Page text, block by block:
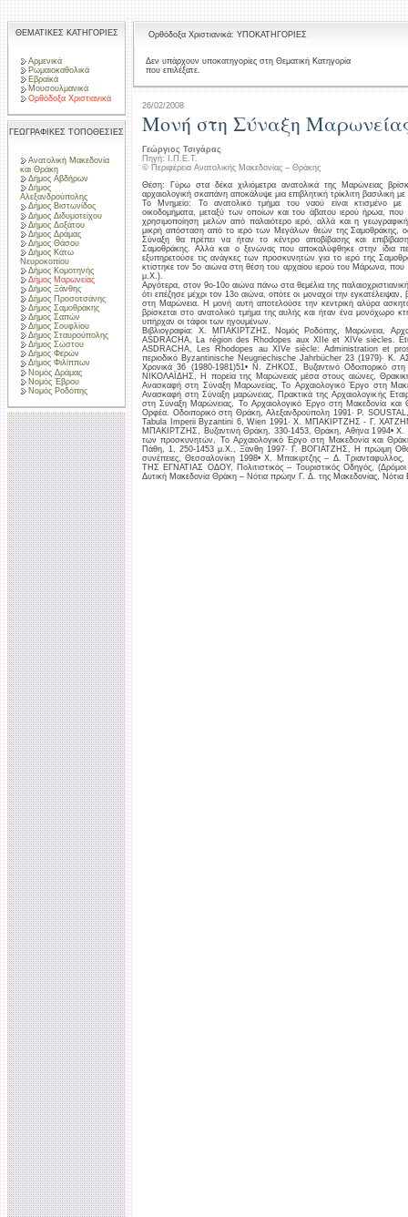
ΘΕΜΑΤΙΚΕΣ ΚΑΤΗΓΟΡΙΕΣ
Αρμενικά
Ρωμαιοκαθολικά
Εβραϊκά
Μουσουλμανικά
Ορθόδοξα Χριστιανικά
ΓΕΩΓΡΑΦΙΚΕΣ ΤΟΠΟΘΕΣΙΕΣ
Ανατολική Μακεδονία
και Θράκη
Δήμος Αβδήρων
Δήμος
Αλεξανδρούπολης
Δήμος Βιστωνίδος
Δήμος Διδυμοτείχου
Δήμος Δοξάτου
Δήμος Δράμας
Δήμος Θάσου
Δήμος Κάτω
Νευροκοπίου
Δήμος Κομοτηνής
Δήμος Μαρωνείας
Δήμος Ξάνθης
Δήμος Προσοτσάνης
Δήμος Σαμοθράκης
Δήμος Σαπών
Δήμος Σουφλίου
Δήμος Σταυρούπολης
Δήμος Σώστου
Δήμος Φερών
Δήμος Φιλίππων
Νομός Δράμας
Νομός Έβρου
Νομός Ροδόπης
Ορθόδοξα Χριστιανικά: ΥΠΟΚΑΤΗΓΟΡΙΕΣ
Δεν υπάρχουν υποκατηγορίες στη Θεματική Κατηγορία
που επιλέξατε.
26/02/2008
Μονή στη Σύναξη
Γεώργιος Τσιγάρας
Πηγή: Ι.Π.Ε.Τ.
© Περιφέρεια Ανατολικής Μακεδονίας – Θράκης
Θέση: Γύρω στα δέκα χιλιόμετρα ανατολικά της Μαρώνειας
αρχαιολογική σκαπάνη αποκάλυψε μια επιβλητική τρίκλιτη βασιλική με
Το Μνημείο: Το ανατολικό τμήμα του ναού είναι κτισμένο
οικοδομήματα, μεταξύ των οποίων και του άβατου ιερού ήρωα,
χρησιμοποίηση μελών από παλαιότερο ιερό, αλλά και η
μικρή απόσταση από το ιερό των Μεγάλων θεών της Σαμοθράκης,
Σύναξη θα πρέπει να ήταν το κέντρο αποβίβασης και
Σαμοθράκης. Αλλά και ο ξενώνας που αποκαλύφθηκε στην ίδια
εξυπηρετούσε τις ανάγκες των προσκυνητών για το ιερό της
κτίστηκε τον 5ο αιώνα στη θέση του αρχαίου ιερού του Μάρωνα, που
μ.Χ.).
Αργότερα, στον 9ο-10ο αιώνα πάνω στα θεμέλια της
ότι επέζησε μέχρι τον 13ο αιώνα, οπότε οι μοναχοί την
στη Μαρώνεια. Η μονή αυτή αποτελούσε την κεντρική αλύρα
βρίσκεται στο ανατολικό τμήμα της αυλής και ήταν ένα μονόχωρο
υπήρχαν οι τάφοι των ηγουμένων.
Βιβλιογραφία: Χ. ΜΠΑΚΙΡΤΖΗΣ, Νομός Ροδόπης, Μαρώνεια,
ASDRACHA, La région des Rhodopes aux XIIe et XIVe siècles.
ASDRACHA, Les Rhodopes au XIVe siècle: Administration et
περιοδικό Byzantinische Neugriechische Jahrbücher 23 (1979)· Κ.
Χρονικά 36 (1980-1981)51• Ν. ΖΗΚΟΣ, Βυζαντινό Οδοιπορικό
ΝΙΚΟΛΑΪΔΗΣ, Η πορεία της Μαρώνειας μέσα στους αιώνες,
Ανασκαφή στη Σύναξη Μαρωνείας, Το Αρχαιολογικό Έργο στη
Ανασκαφή στη Σύναξη μαρώνειας, Πρακτικά της Αρχαιολογικής
στη Σύναξη Μαρώνειας, Το Αρχαιολογικό Έργο στη Μακεδονία
Ορφέα. Οδοιπορικό στη Θράκη, Αλεξανδρούπολη 1991· P.
Tabula Imperii Byzantini 6, Wien 1991· Χ. ΜΠΑΚΙΡΤΖΗΣ - Γ.
ΜΠΑΚΙΡΤΖΗΣ, Βυζαντινή Θράκη, 330-1453, Θράκη, Αθήνα 1994•
των προσκυνητών, Το Αρχαιολογικό Έργο στη Μακεδονία και
Πάθη, 1, 250-1453 μ.Χ., Ξάνθη 1997· Γ. ΒΟΓΙΑΤΖΗΣ, Η πρώιμη
συνέπειες, Θεσσαλονίκη 1998• Χ. Μπακιρτζης – Δ.
ΤΗΣ ΕΓΝΑΤΙΑΣ ΟΔΟΥ, Πολιτιστικός – Τουριστικός Οδηγός,
Δυτική Μακεδονία Θράκη – Νότια πρώην Γ. Δ. της Μακεδονίας, Νότια